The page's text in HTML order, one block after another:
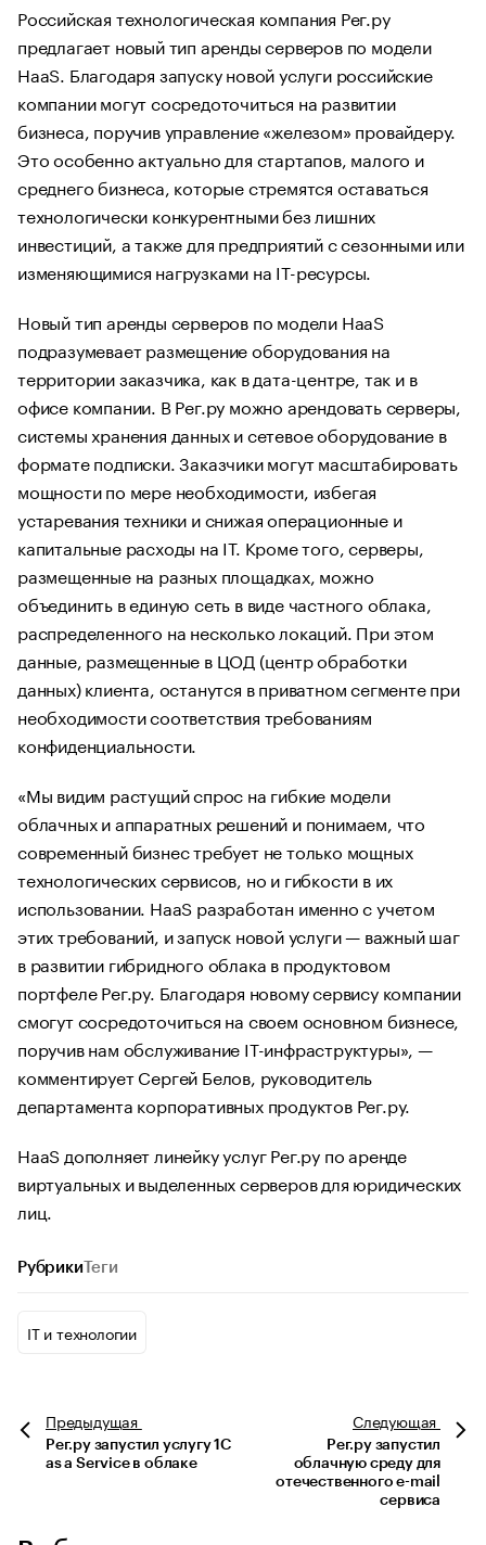
Российская технологическая компания Рег.ру
предлагает новый тип аренды серверов по модели
HaaS. Благодаря запуску новой услуги российские
компании могут сосредоточиться на развитии
бизнеса, поручив управление «железом» провайдеру.
Это особенно актуально для стартапов, малого и
среднего бизнеса, которые стремятся оставаться
технологически конкурентными без лишних
инвестиций, а также для предприятий с сезонными или
изменяющимися нагрузками на IT-ресурсы.
Новый тип аренды серверов по модели HaaS
подразумевает размещение оборудования на
территории заказчика, как в дата-центре, так и в
офисе компании. В Рег.ру можно арендовать серверы,
системы хранения данных и сетевое оборудование в
формате подписки. Заказчики могут масштабировать
мощности по мере необходимости, избегая
устаревания техники и снижая операционные и
капитальные расходы на IT. Кроме того, серверы,
размещенные на разных площадках, можно
объединить в единую сеть в виде частного облака,
распределенного на несколько локаций. При этом
данные, размещенные в ЦОД (центр обработки
данных) клиента, останутся в приватном сегменте при
необходимости соответствия требованиям
конфиденциальности.
«Мы видим растущий спрос на гибкие модели
облачных и аппаратных решений и понимаем, что
современный бизнес требует не только мощных
технологических сервисов, но и гибкости в их
использовании. HaaS разработан именно с учетом
этих требований, и запуск новой услуги — важный шаг
в развитии гибридного облака в продуктовом
портфеле Рег.ру. Благодаря новому сервису компании
смогут сосредоточиться на своем основном бизнесе,
поручив нам обслуживание IT-инфраструктуры», —
комментирует Сергей Белов, руководитель
департамента корпоративных продуктов Рег.ру.
HaaS дополняет линейку услуг Рег.ру по аренде
виртуальных и выделенных серверов для юридических
лиц.
Рубрики Теги
IT и технологии
Предыдущая
Рег.ру запустил услугу 1С
as a Service в облаке
Следующая
Рег.ру запустил
облачную среду для
отечественного e-mail
сервиса